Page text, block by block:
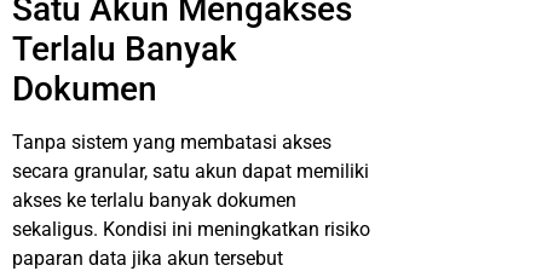
Satu Akun Mengakses
Terlalu Banyak
Dokumen
Tanpa sistem yang membatasi akses
secara granular, satu akun dapat memiliki
akses ke terlalu banyak dokumen
sekaligus. Kondisi ini meningkatkan risiko
paparan data jika akun tersebut